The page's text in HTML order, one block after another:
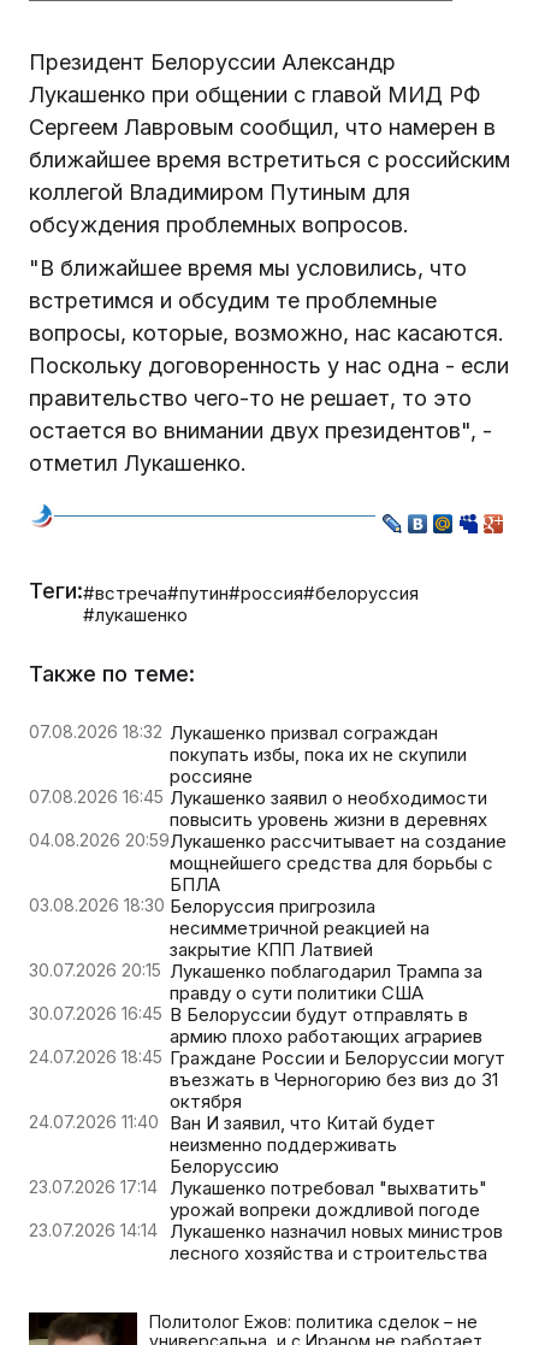
Президент Белоруссии Александр
Лукашенко при общении с главой МИД РФ
Сергеем Лавровым сообщил, что намерен в
ближайшее время встретиться с российским
коллегой Владимиром Путиным для
обсуждения проблемных вопросов.
"В ближайшее время мы условились, что
встретимся и обсудим те проблемные
вопросы, которые, возможно, нас касаются.
Поскольку договоренность у нас одна - если
правительство чего-то не решает, то это
остается во внимании двух президентов", -
отметил Лукашенко.
Теги:#встреча#путин#россия#белоруссия
#лукашенко
Также по теме:
07.08.2026 18:32 Лукашенко призвал сограждан
покупать избы, пока их не скупили
россияне
07.08.2026 16:45 Лукашенко заявил о необходимости
повысить уровень жизни в деревнях
04.08.2026 20:59Лукашенко рассчитывает на создание
мощнейшего средства для борьбы с
БПЛА
03.08.2026 18:30 Белоруссия пригрозила
несимметричной реакцией на
закрытие КПП Латвией
30.07.2026 20:15 Лукашенко поблагодарил Трампа за
правду о сути политики США
30.07.2026 16:45 В Белоруссии будут отправлять в
армию плохо работающих аграриев
24.07.2026 18:45 Граждане России и Белоруссии могут
въезжать в Черногорию без виз до 31
октября
24.07.2026 11:40
Ван И заявил, что Китай будет
неизменно поддерживать
Белоруссию
23.07.2026 17:14
Лукашенко потребовал "выхватить"
урожай вопреки дождливой погоде
23.07.2026 14:14
Лукашенко назначил новых министров
лесного хозяйства и строительства
Политолог Ежов: политика сделок – не